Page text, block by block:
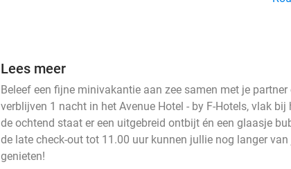
Lees meer
Beleef een fijne minivakantie aan zee samen met je
verblijven 1 nacht in het Avenue Hotel - by F-Hotels, vlak
de ochtend staat er een uitgebreid ontbijt én een glaasje
de late check-out tot 11.00 uur kunnen jullie nog langer
genieten!